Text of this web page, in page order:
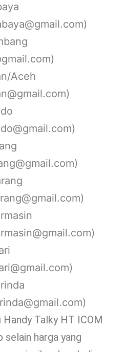
Aceh
Talky HT ICOM
harga yang